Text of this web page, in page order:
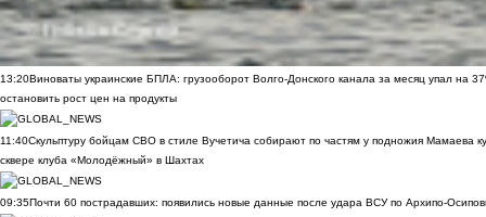
13:20Виноваты украинские БПЛА: грузооборот Волго-Донского канала за месяц упал на
остановить рост цен на продукты
11:40Скульптуру бойцам СВО в стиле Вучетича собирают по частям у подножия Мамаева
сквере клуба «Молодёжный» в Шахтах
09:35Почти 60 пострадавших: появились новые данные после удара ВСУ по Архипо-